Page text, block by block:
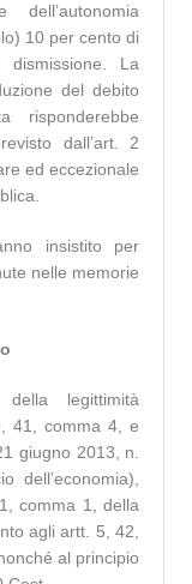
dell’autonomia
10 per cento di
La
del debito
risponderebbe
dall’art. 2
ed eccezionale
insistito per
nelle memorie
legittimità
41, comma 4, e
giugno 2013, n.
comma 1, della
agli artt. 5, 42,
al principio